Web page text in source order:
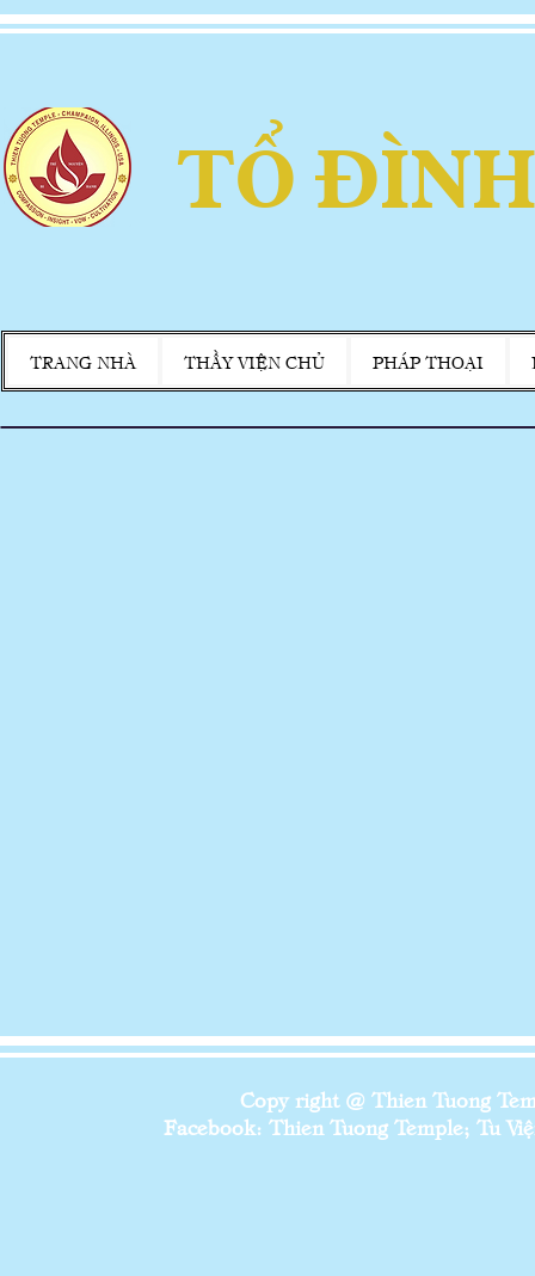
TỔ
TRANG NHÀ THẦY VIỆN CHỦ PHÁP THOẠI
Copy right @ Thien Tuong
Facebook: Thien Tuong Temple; Tu